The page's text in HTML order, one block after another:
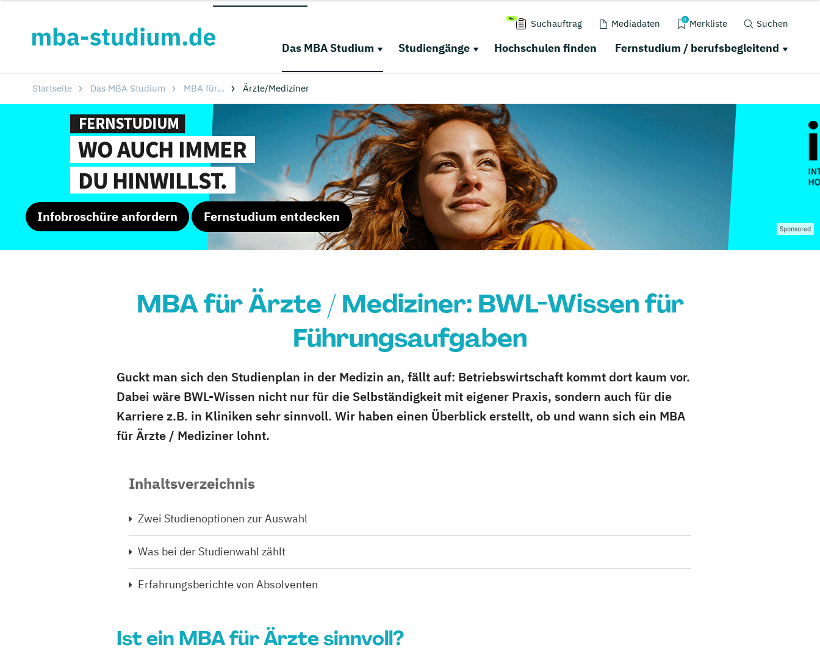
Suchauftrag Mediadaten 0 Merkliste Suchen
Das MBA Studium Studiengänge Hochschulen finden Fernstudium / berufsbegleitend
Startseite Das MBA Studium MBA für... Ärzte/Mediziner
Infobroschüre anfordern Fernstudium entdecken
Sponsored
MBA für Ärzte / Mediziner: BWL-Wissen für
Führungsaufgaben
Guckt man sich den Studienplan in der Medizin an, fällt auf: Betriebswirtschaft kommt dort kaum vor.
Dabei wäre BWL-Wissen nicht nur für die Selbständigkeit mit eigener Praxis, sondern auch für die
Karriere z.B. in Kliniken sehr sinnvoll. Wir haben einen Überblick erstellt, ob und wann sich ein MBA
für Ärzte / Mediziner lohnt.
Inhaltsverzeichnis
Zwei Studienoptionen zur Auswahl
Was bei der Studienwahl zählt
Erfahrungsberichte von Absolventen
Ist ein MBA für Ärzte sinnvoll?